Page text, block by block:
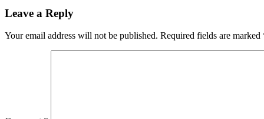
Leave a Reply
Your email address will not be published. Required fields are marked